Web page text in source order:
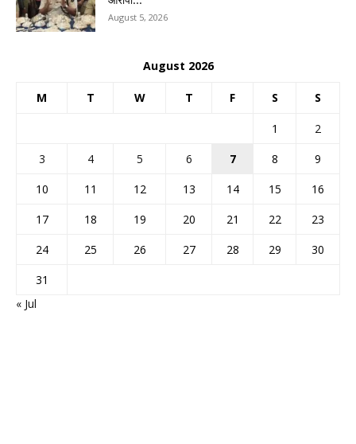
August 5, 2026
August 2026
M T W T F S S
1
2
3
4 5 6 7 8
9
10
11 12 13 14 15
16
17
18 19 20 21 22
23
24
25 26 27 28 29
30
31
« Jul